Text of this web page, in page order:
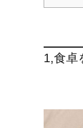
1,食卓